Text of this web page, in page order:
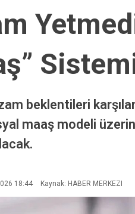
beklentileri
maaş modeli
18:44 Kaynak: HABER MERKEZI